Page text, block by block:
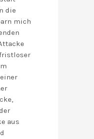
die
mich
aus